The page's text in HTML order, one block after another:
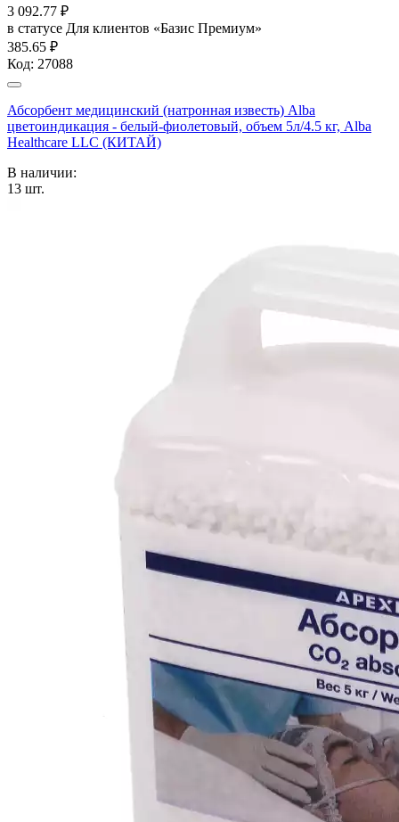
3 092.77 ₽
в статусе Для клиентов «Базис Премиум»
385.65 ₽
Код: 27088
Абсорбент медицинский (натронная известь) Alba
цветоиндикация - белый-фиолетовый, объем 5л/4.5 кг, Alba
Healthcare LLC (КИТАЙ)
В наличии:
13 шт.